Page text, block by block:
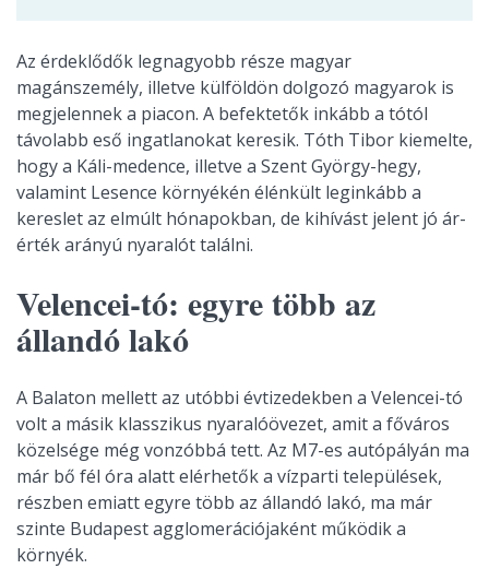
Az érdeklődők legnagyobb része magyar
magánszemély, illetve külföldön dolgozó magyarok is
megjelennek a piacon. A befektetők inkább a tótól
távolabb eső ingatlanokat keresik. Tóth Tibor kiemelte,
hogy a Káli-medence, illetve a Szent György-hegy,
valamint Lesence környékén élénkült leginkább a
kereslet az elmúlt hónapokban, de kihívást jelent jó ár-
érték arányú nyaralót találni.
Velencei-tó: egyre több az
állandó lakó
A Balaton mellett az utóbbi évtizedekben a Velencei-tó
volt a másik klasszikus nyaralóövezet, amit a főváros
közelsége még vonzóbbá tett. Az M7-es autópályán ma
már bő fél óra alatt elérhetők a vízparti települések,
részben emiatt egyre több az állandó lakó, ma már
szinte Budapest agglomerációjaként működik a
környék.